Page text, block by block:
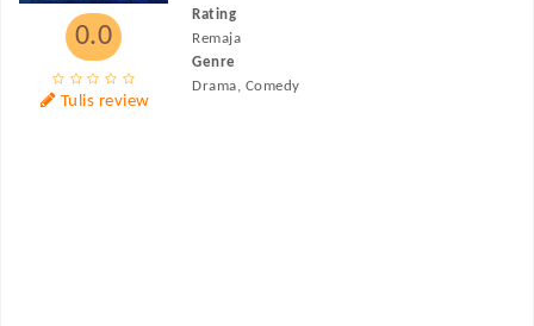
0.0
Tulis review
Rating
Remaja
Genre
Drama, Comedy